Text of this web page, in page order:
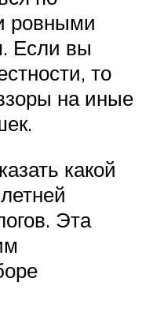
ровными
Если вы
то
на иные
какой
Эта